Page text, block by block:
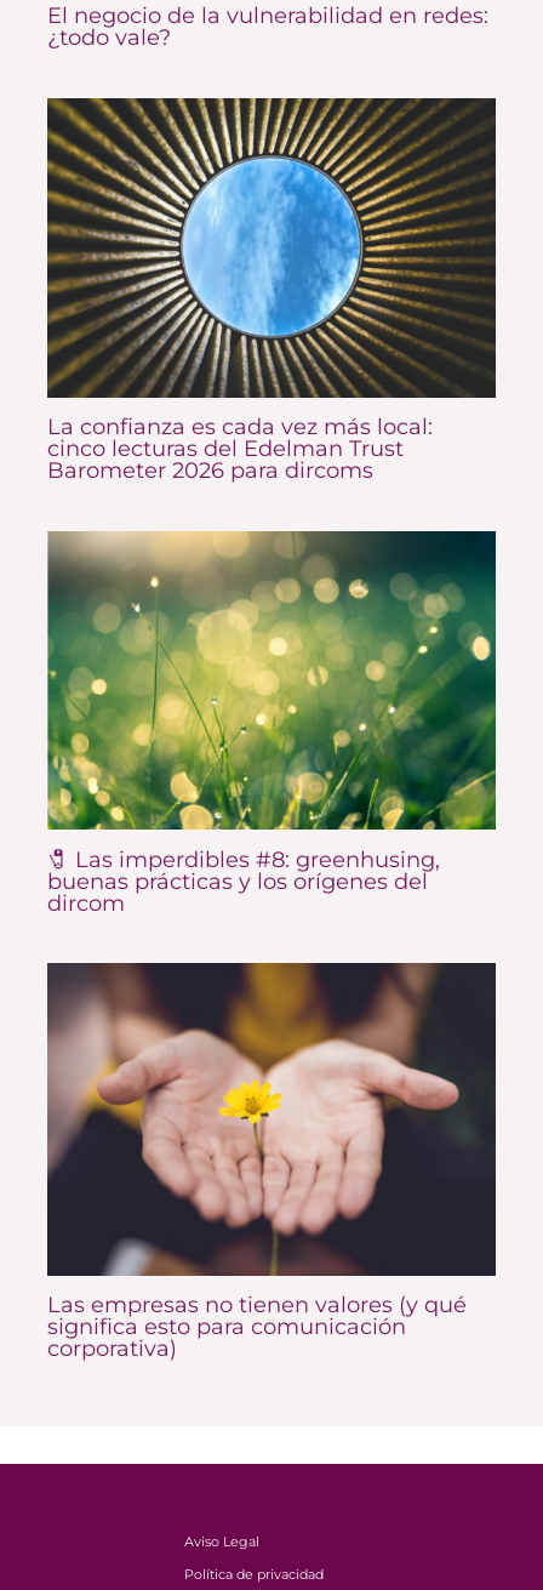
El negocio de la vulnerabilidad en redes:
¿todo vale?
La confianza es cada vez más local:
cinco lecturas del Edelman Trust
Barometer 2026 para dircoms
🧷 Las imperdibles #8: greenhusing,
buenas prácticas y los orígenes del
dircom
Las empresas no tienen valores (y qué
significa esto para comunicación
corporativa)
Aviso Legal
Política de privacidad